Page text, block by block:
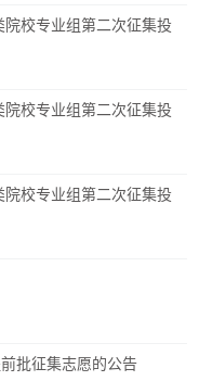
校专业组第二次征集投
校专业组第二次征集投
校专业组第二次征集投
批征集志愿的公告